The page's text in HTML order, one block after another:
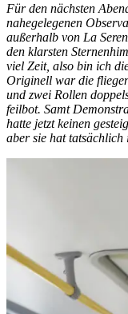
Für den nächsten
nahegelegenen
außerhalb von La
den klarsten
viel Zeit, also bin ich
Originell war die
und zwei Rollen
feilbot. Samt
hatte jetzt keinen
aber sie hat tatsächlich